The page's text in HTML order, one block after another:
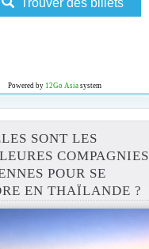
Trouver des billets
Powered by 12Go Asiasystem
SONT LES
COMPAGNIES
POUR SE
EN THAÏLANDE ?